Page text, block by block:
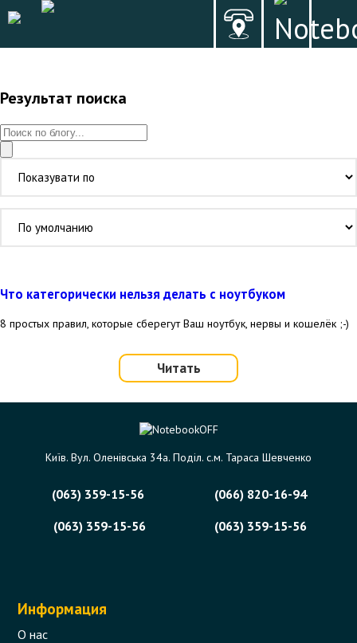
Результат поиска
Что категорически нельзя делать с ноутбуком
8 простых правил, которые сберегут Ваш ноутбук, нервы и кошелёк ;-)
Читать
Київ. Вул. Оленівська 34а. Поділ. с.м. Тараса Шевченко
(063) 359-15-56
(066) 820-16-94
(063) 359-15-56
(063) 359-15-56
Информация
О нас